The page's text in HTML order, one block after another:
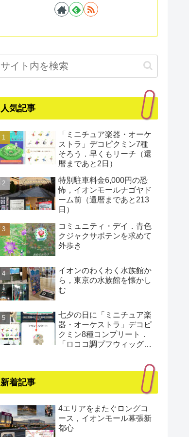
人気記事
「ミニチュア楽器・オーケ
ストラ」デコピクミン7種
そろう．早くもリーチ（還
暦まであと2日）
特別駐車料金6,000円の恐
怖，イオンモールナゴヤド
ーム前（還暦まであと213
日）
コミュニティ・デイ．青色
クジャクサボテンを求めて
外歩き
イオンのわくわく水族館か
ら，東京の水族館を懐かし
む
七夕の日に「ミニチュア楽
器・オーケストラ」デコピ
クミン8種コンプリート．
「ロココ調プフウィッグ・
新着記事
4エリアをまたぐロングコ
ース，イオンモール幕張新
都心